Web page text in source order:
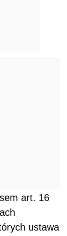
art. 16
ustawa